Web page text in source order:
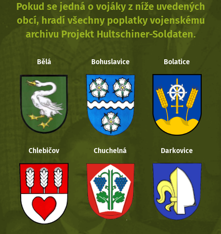
Pokud se jedná o vojáky z níže uvedených
obcí, hradí všechny poplatky vojenskému
archivu Projekt Hultschiner-Soldaten.
Bělá Bohuslavice Bolatice
Chlebičov Chuchelná Darkovice